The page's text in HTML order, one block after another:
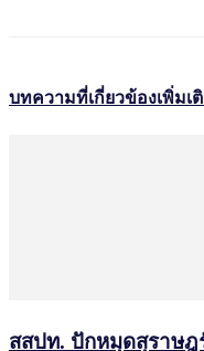
บทความที่เกี่ยวข้องเพิ่มเ
สสปท. ปักหมุดสุราษฎ